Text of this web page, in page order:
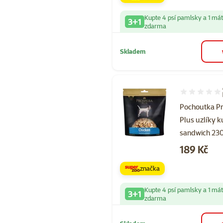
3+1 Kupte 4 psí pamlsky a 1
zdarma
Skladem
Pochoutka
Plus uzlíky
sandwich
Hodnocení
Cena
189 Kč
značka
3+1 Kupte 4 psí pamlsky a 1
zdarma